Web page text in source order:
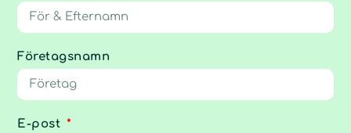
Företagsnamn
E-post